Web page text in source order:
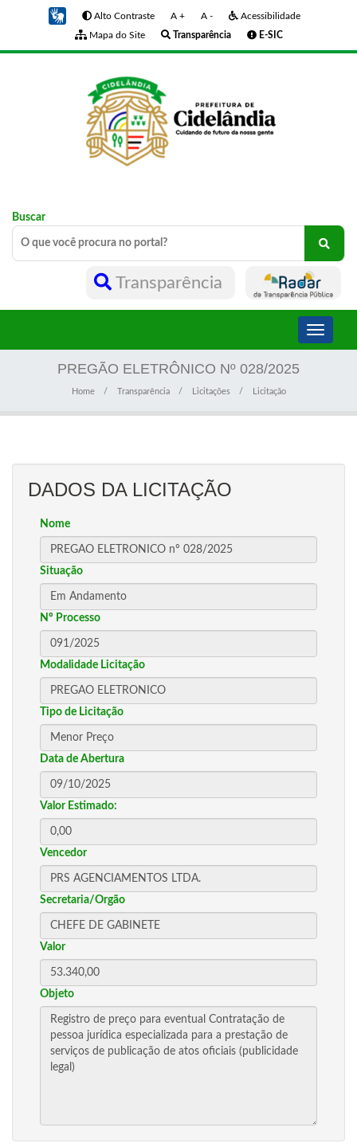
Alto Contraste A + A -
Acessibilidade
Mapa do Site
Transparência E-SIC
Buscar
Transparência
Toggle
PREGÃO ELETRÔNICO Nº 028/2025
Home Transparência Licitações Licitação
DADOS DA LICITAÇÃO
Nome
Situação
Nº Processo
Modalidade Licitação
Tipo de Licitação
Data de Abertura
Valor Estimado:
Vencedor
Secretaria/Orgão
Valor
Objeto